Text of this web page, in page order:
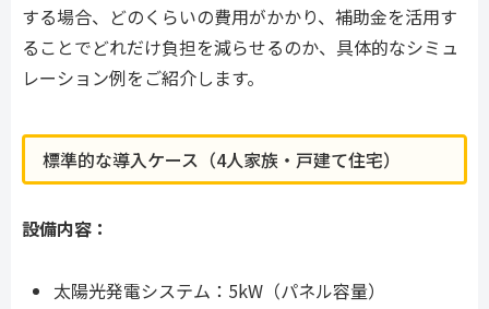
する場合、どのくらいの費用がかかり、補助金を活用す
ることでどれだけ負担を減らせるのか、具体的なシミュ
レーション例をご紹介します。
標準的な導入ケース（4人家族・戸建て住宅）
設備内容：
太陽光発電システム：5kW（パネル容量）